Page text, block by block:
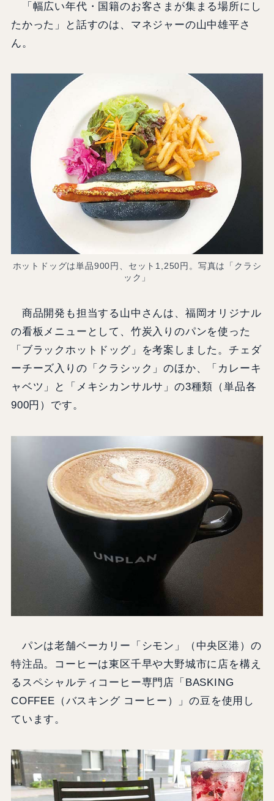
「幅広い年代・国籍のお客さまが集まる場所にし
たかった」と話すのは、マネジャーの山中雄平さ
ん。
ホットドッグは単品900円、セット1,250円。写真は「クラシ
ック」
商品開発も担当する山中さんは、福岡オリジナル
の看板メニューとして、竹炭入りのパンを使った
「ブラックホットドッグ」を考案しました。チェダ
ーチーズ入りの「クラシック」のほか、「カレーキ
ャベツ」と「メキシカンサルサ」の3種類（単品各
900円）です。
パンは老舗ベーカリー「シモン」（中央区港）の
特注品。コーヒーは東区千早や大野城市に店を構え
るスペシャルティコーヒー専門店「BASKING
COFFEE（バスキング コーヒー）」の豆を使用し
ています。